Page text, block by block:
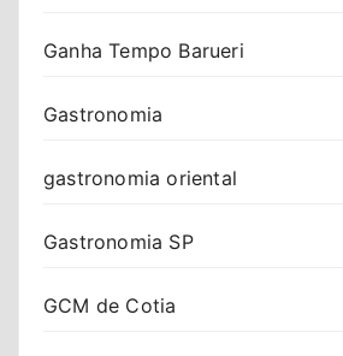
Ganha Tempo Barueri
Gastronomia
gastronomia oriental
Gastronomia SP
GCM de Cotia